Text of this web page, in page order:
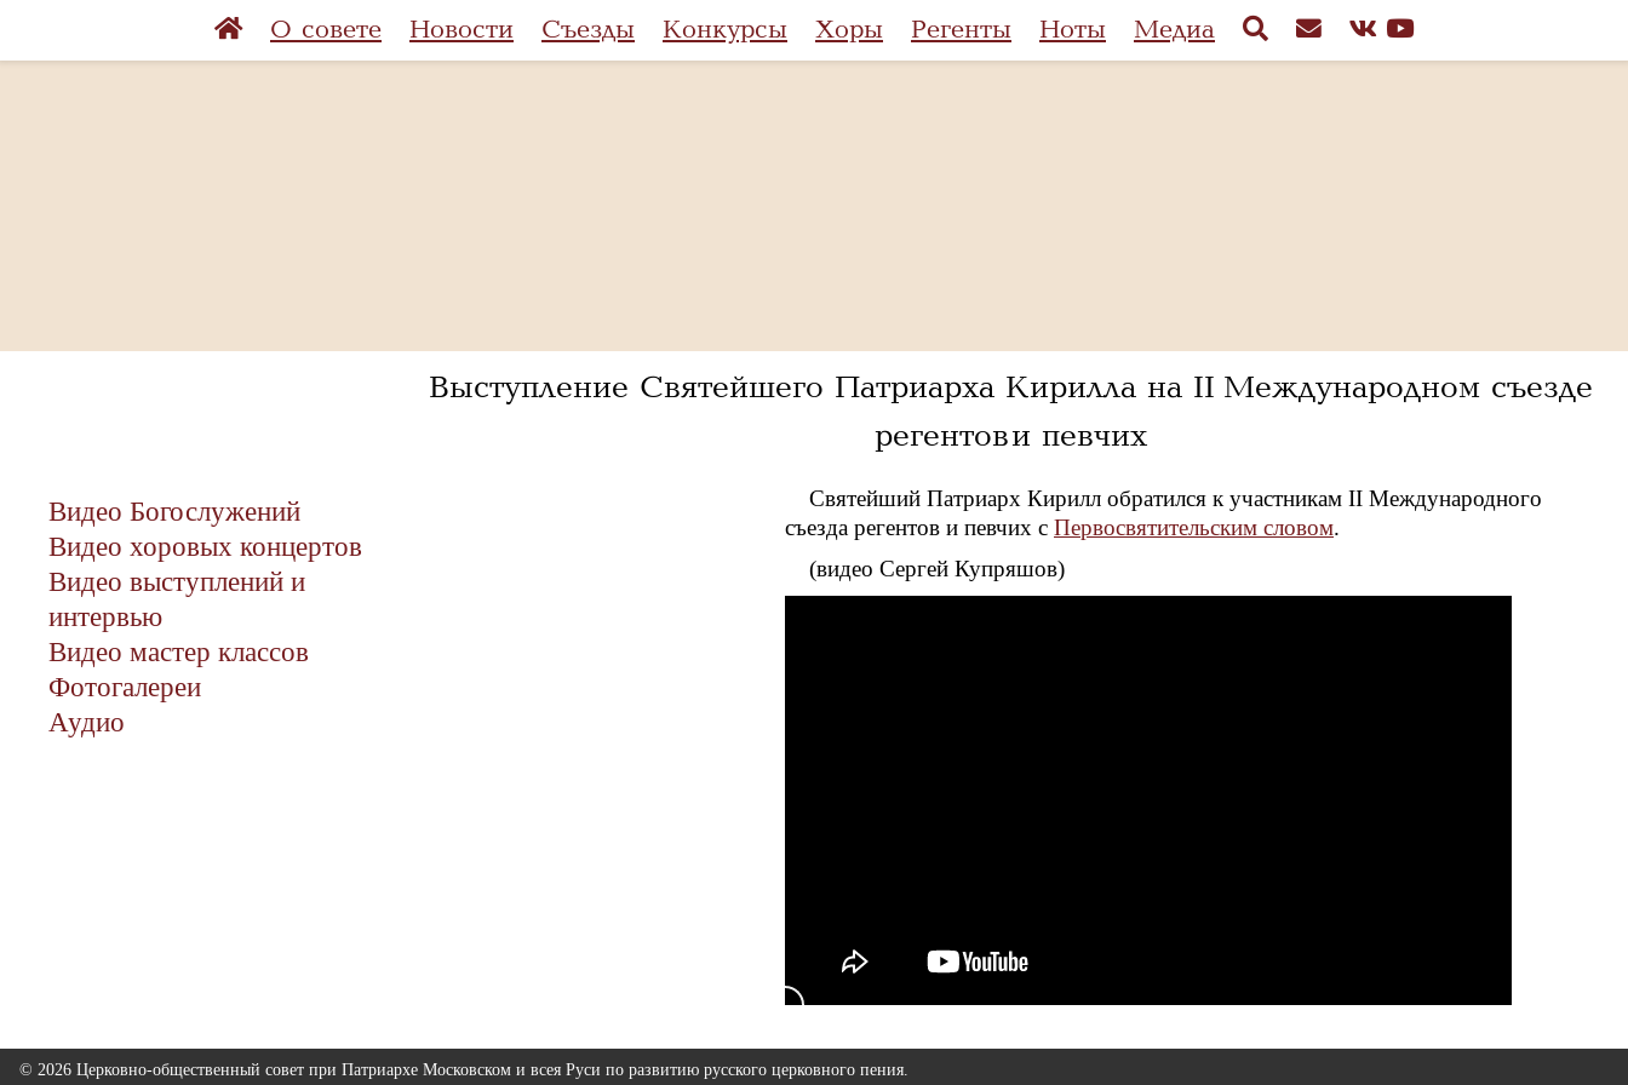
О совете Новости Съезды Конкурсы Хоры Регенты Ноты Медиа
Выступление Святейшего Патриарха Кирилла на II Международном съезде
регентов и певчих
Видео Богослужений
Видео хоровых концертов
Видео выступлений и
интервью
Видео мастер классов
Фотогалереи
Аудио
Святейший Патриарх Кирилл обратился к участникам II Международного
съезда регентов и певчих с Первосвятительским словом.
(видео Сергей Купряшов)
© 2026 Церковно-общественный совет при Патриархе Московском и всея Руси по развитию русского церковного пения.